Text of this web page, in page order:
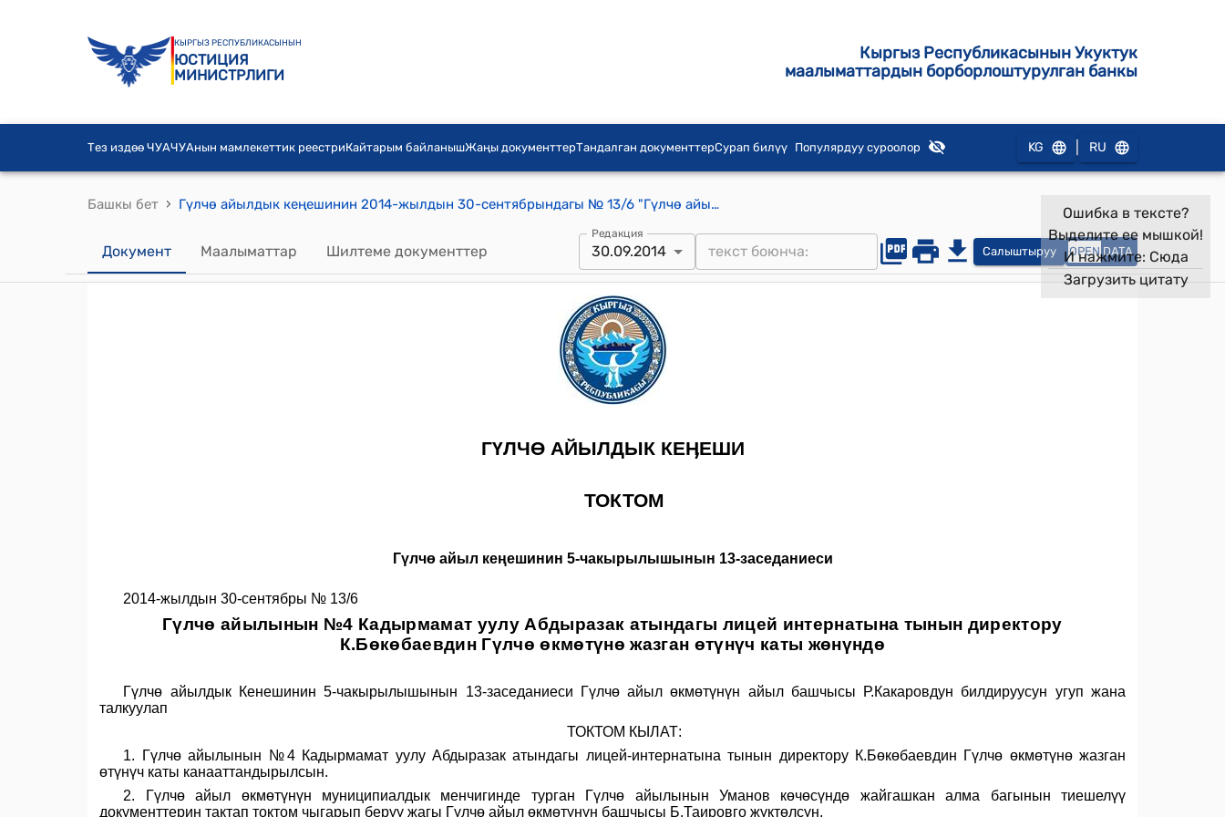
КЫРГЫЗ РЕСПУБЛИКАСЫНЫН
ЮСТИЦИЯ
МИНИСТРЛИГИ
Кыргыз Республикасынын Укуктук
маалыматтардын борборлоштурулган банкы
Тез издөө ЧУАЧУАнын мамлекеттик реестриКайтарым байланышЖаңы документтерТандалган документтерСурап билүү Популярдуу суроолор KG RU
Башкы бет › Гүлчө айылдык кеңешинин 2014-жылдын 30-сентябрындагы № 13/6 "Гүлчө айылынын №4 Кадырмамат уулу Абдыразак атындагы лицей интернатына тынын директору К.Бөкөбаевдин Гүлчө өкмөтүнө жазган өтүнүч каты жөнүндө" токтому
Документ Маалыматтар Шилтеме документтер
Редакция
30.09.2014 Салыштыруу OPEN DATA
Ошибка в тексте?
Выделите ее мышкой!
И нажмите: Сюда
Загрузить цитату